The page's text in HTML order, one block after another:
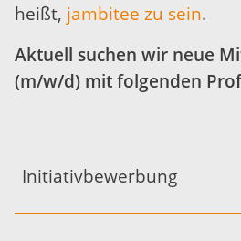
heißt, jambitee zu sein.
Aktuell suchen wir neue
(m/w/d) mit folgenden
Initiativbewerbung